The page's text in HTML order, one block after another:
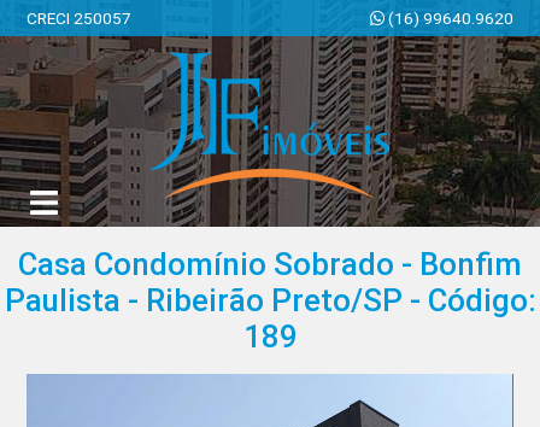
CRECI 250057 (16) 99640.9620
JF Imóveis | Imobiliária em Ribeirão Preto | SP
Casa Condomínio Sobrado - Bonfim
Paulista - Ribeirão Preto/SP - Código:
189